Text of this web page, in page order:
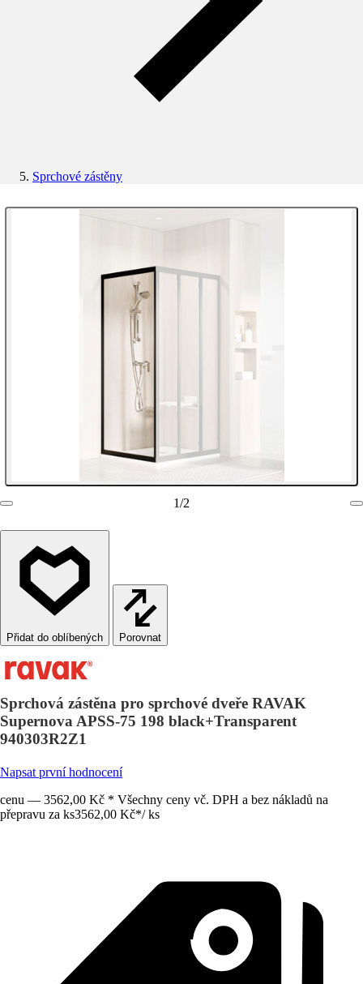
Sprchové zástěny
1/2
Porovnat
Sprchová zástěna pro sprchové dveře RAVAK
Supernova APSS-75 198 black+Transparent
940303R2Z1
Napsat první hodnocení
cenu — 3562,00 Kč * Všechny ceny vč. DPH a bez nákladů na
přepravu za ks3562,00 Kč*/ ks